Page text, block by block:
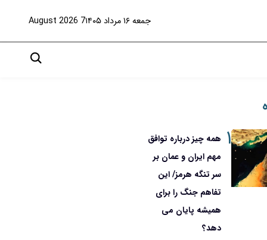
جمعه ۱۶ مرداد ۱۴۰۵ 7 August 2026
۱ همه چیز درباره توافق
مهم ایران و عمان بر
سر تنگه هرمز/ این
تفاهم جنگ را برای
همیشه پایان می
دهد؟